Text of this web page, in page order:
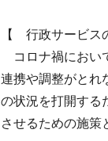
【 行政サービス
コロナ禍におい
連携や調整がとれ
の状況を打開する
させるための施策